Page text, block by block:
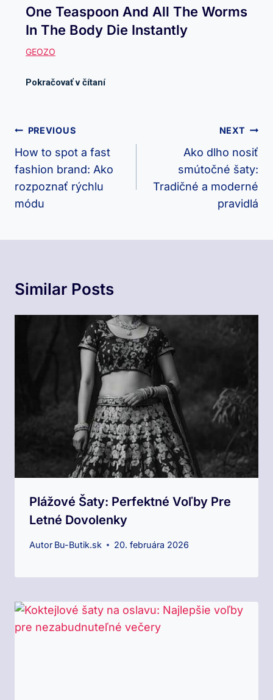
One Teaspoon And All The Worms
In The Body Die Instantly
Navigácia
V
Článku
PREVIOUS
How to spot a fast
fashion brand: Ako
rozpoznať rýchlu
módu
NEXT
Ako dlho nosiť
smútočné šaty:
Tradičné a moderné
pravidlá
Similar Posts
Plážové Šaty: Perfektné Voľby Pre
Letné Dovolenky
Autor Bu-Butik.sk 20. februára 2026